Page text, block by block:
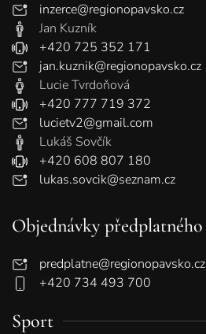
inzerce@regionopavsko.cz
Jan Kuzník
+420 725 352 171
jan.kuznik@regionopavsko.cz
Lucie Tvrdoňová
+420 777 719 372
lucietv2@gmail.com
Lukáš Sovčík
+420 608 807 180
lukas.sovcik@seznam.cz
Objednávky předplatného
predplatne@regionopavsko.cz
+420 734 493 700
Sport